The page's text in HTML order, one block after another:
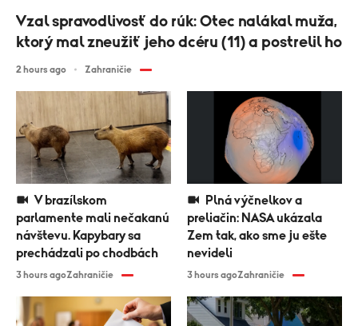
Vzal spravodlivosť do rúk: Otec nalákal muža,
ktorý mal zneužiť jeho dcéru (11) a postrelil ho
2 hours ago Zahraničie
V brazílskom
parlamente mali nečakanú
návštevu. Kapybary sa
prechádzali po chodbách
3 hours agoZahraničie
preliačin: NASA ukázala
Zem tak, ako sme ju ešte
nevideli
3 hours agoZahraničie